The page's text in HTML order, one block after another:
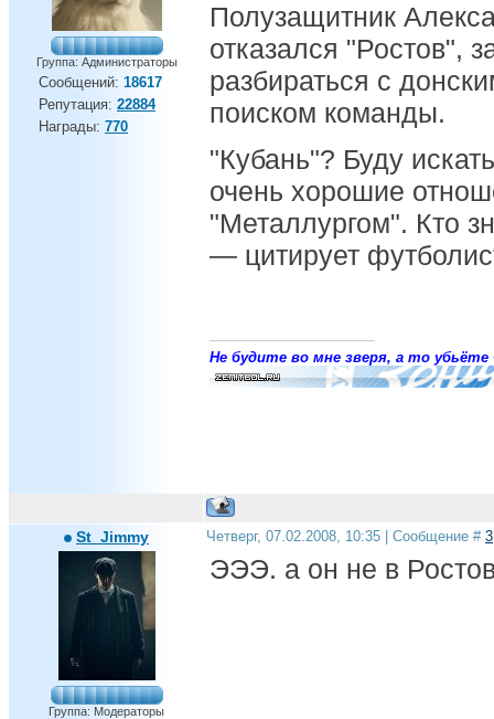
Группа: Администраторы
Сообщений: 18617
Репутация: 22884
Награды: 770
Полузащитник
отказался "Ростов",
разбираться с
поиском команды.
"Кубань"? Буду
очень хорошие
"Металлургом". Кто
— цитирует
Не будите во мне зверя, а то убьёте
St_Jimmy
Группа: Модераторы
Четверг, 07.02.2008, 10:35 | Сообщение # 3
ЭЭЭ. а он не в